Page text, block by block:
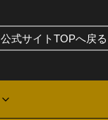
公式サイトTOPへ戻る